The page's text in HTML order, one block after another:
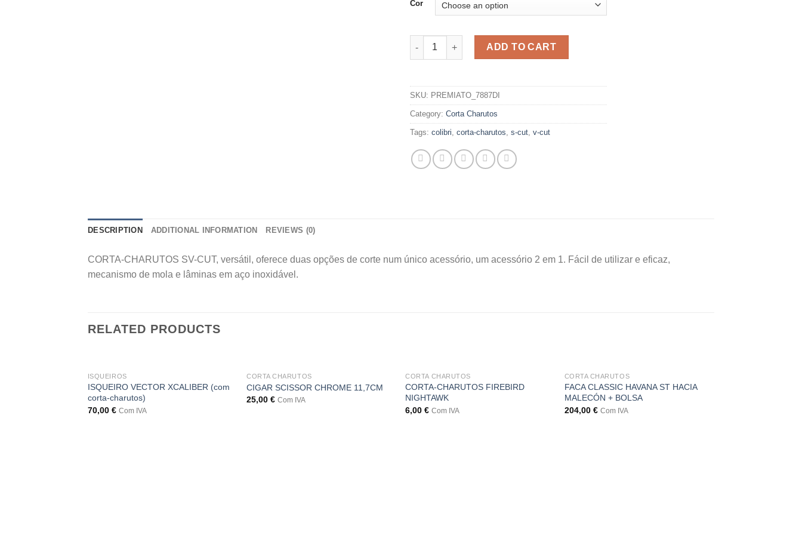
Cor
CORTA-CHARUTOS SV-CUT quantity
ADD TO CART
SKU: PREMIATO_7887DI
Category: Corta Charutos
Tags: colibri, corta-charutos, s-cut, v-cut
DESCRIPTION ADDITIONAL INFORMATION REVIEWS (0)
CORTA-CHARUTOS SV-CUT, versátil, oferece duas opções de corte num único acessório, um acessório 2 em 1. Fácil de utilizar e eficaz,
mecanismo de mola e lâminas em aço inoxidável.
RELATED PRODUCTS
ISQUEIROS
ISQUEIRO VECTOR XCALIBER (com
corta-charutos)
70,00 € Com IVA
CORTA CHARUTOS
CIGAR SCISSOR CHROME 11,7CM
25,00€ Com IVA
CORTA CHARUTOS
CORTA-CHARUTOS FIREBIRD
NIGHTAWK
6,00€ Com IVA
CORTA CHARUTOS
FACA CLASSIC HAVANA ST HACIA
MALECÓN + BOLSA
204,00 € Com IVA